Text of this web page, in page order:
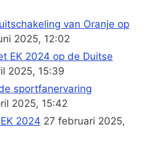
van Oranje op
2025, 12:02
EK 2024 op de Duitse
2025, 15:39
sportfanervaring
2025, 15:42
2024 27 februari 2025,